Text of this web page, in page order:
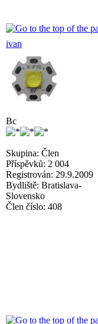
ivan
Bc
Skupina: Člen
Příspěvků: 2 004
Registrován: 29.9.2009
Bydliště: Bratislava-
Slovensko
Člen číslo: 408